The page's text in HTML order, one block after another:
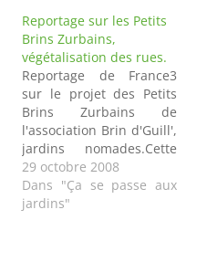
formidables, vous
pouvez dorénavant venir
: CHAQUE PREMIER
SAMEDI DU MOIS -- DE
10h à 17h…
Reportage sur les Petits
Brins Zurbains,
végétalisation des rues.
Reportage de France3
sur le projet des Petits
Brins Zurbains de
l'association Brin d'Guill',
jardins nomades.Cette
réalisation a commencé
en 2006 sur quatre rues
du quartier de la
29 octobre 2008
Dans "Ça se passe aux
jardins"